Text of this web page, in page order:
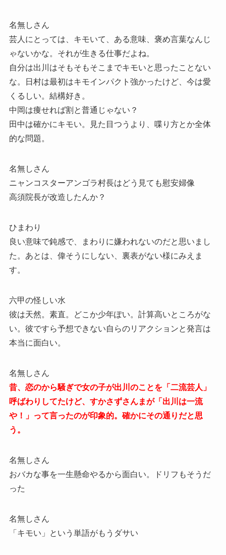
名無しさん
芸人にとっては、キモいて、ある意味、褒め言葉なんじ
ゃないかな。それが生きる仕事だよね。
自分は出川はそもそもそこまでキモいと思ったことない
な。日村は最初はキモインパクト強かったけど、今は愛
くるしい。結構好き。
中岡は痩せれば割と普通じゃない？
田中は確かにキモい。見た目つうより、喋り方とか全体
的な問題。
名無しさん
ニャンコスターアンゴラ村長はどう見ても慰安婦像
高須院長が改造したんか？
ひまわり
良い意味で鈍感で、まわりに嫌われないのだと思いまし
た。あとは、偉そうにしない、裏表がない様にみえま
す。
六甲の怪しい水
彼は天然。素直。どこか少年ぽい。計算高いところがな
い。彼ですら予想できない自らのリアクションと発言は
本当に面白い。
名無しさん
昔、恋のから騒ぎで女の子が出川のことを「二流芸人」
呼ばわりしてたけど、すかさずさんまが「出川は一流
や！」って言ったのが印象的。確かにその通りだと思
う。
名無しさん
おバカな事を一生懸命やるから面白い。ドリフもそうだ
った
名無しさん
「キモい」という単語がもうダサい